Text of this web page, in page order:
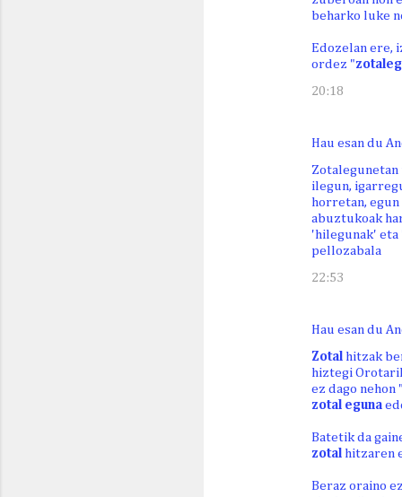
beharko luke
Edozelan ere,
ordez "
20:18
Hau esan du
Zotalegunetan
ilegun,
horretan,
abuztukoak
'hilegunak'
pellozabala
22:53
Hau esan du
Zotal hitzak
hiztegi
ez dago
zotal eguna
Batetik da
zotal hitzaren
Beraz oraino